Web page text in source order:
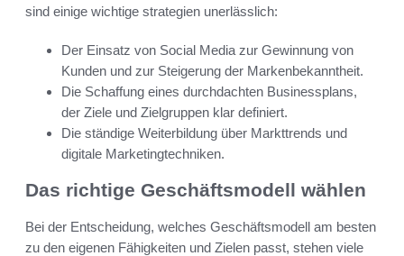
sind einige wichtige strategien unerlässlich:
Der Einsatz von Social Media zur Gewinnung von
Kunden und zur Steigerung der Markenbekanntheit.
Die Schaffung eines durchdachten Businessplans,
der Ziele und Zielgruppen klar definiert.
Die ständige Weiterbildung über Markttrends und
digitale Marketingtechniken.
Das richtige Geschäftsmodell wählen
Bei der Entscheidung, welches Geschäftsmodell am besten
zu den eigenen Fähigkeiten und Zielen passt, stehen viele